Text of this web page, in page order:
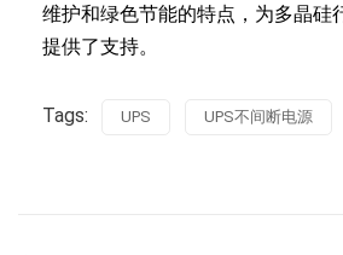
维护和绿色节能的特点，为多晶硅
提供了支持。
Tags: UPS UPS不间断电源